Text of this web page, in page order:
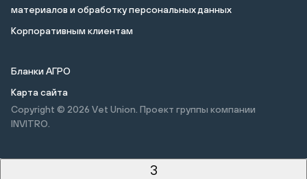
материалов и обработку персональных данных
Корпоративным клиентам
Бланки АГРО
Карта сайта
Copyright © 2026 Vet Union. Проект группы компании
INVITRO.
3